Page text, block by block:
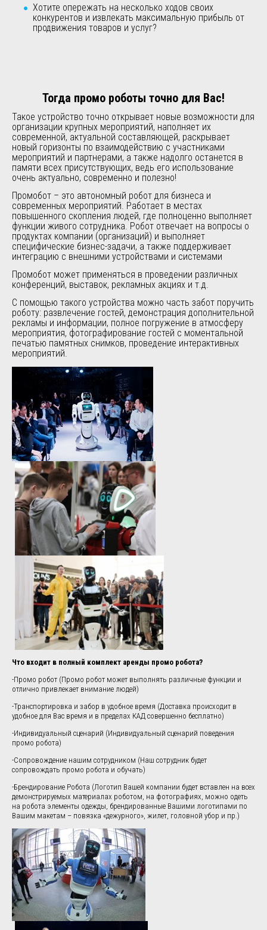
Хотите опережать на несколько ходов своих
конкурентов и извлекать максимальную прибыль от
продвижения товаров и услуг?
Тогда промо роботы точно для Вас!
Такое устройство точно открывает новые возможности для
организации крупных мероприятий, наполняет их
современной, актуальной составляющей, раскрывает
новый горизонты по взаимодействию с участниками
мероприятий и партнерами, а также надолго останется в
памяти всех присутствующих, ведь его использование
очень актуально, современно и полезно!
Промобот – это автономный робот для бизнеса и
современных мероприятий. Работает в местах
повышенного скопления людей, где полноценно выполняет
функции живого сотрудника. Робот отвечает на вопросы о
продуктах компании (организаций) и выполняет
специфические бизнес-задачи, а также поддерживает
интеграцию с внешними устройствами и системами
Промобот может применяться в проведении различных
конференций, выставок, рекламных акциях и т.д.
С помощью такого устройства можно часть забот поручить
роботу: развлечение гостей, демонстрация дополнительной
рекламы и информации, полное погружение в атмосферу
мероприятия, фотографирование гостей с моментальной
печатью памятных снимков, проведение интерактивных
мероприятий.
Что входит в полный комплект аренды промо робота?
-Промо робот (Промо робот может выполнять различные функции и
отлично привлекает внимание людей)
-Транспортировка и забор в удобное время (Доставка происходит в
удобное для Вас время и в пределах КАД совершенно бесплатно)
-Индивидуальный сценарий (Индивидуальный сценарий поведения
промо робота)
-Сопровождение нашим сотрудником (Наш сотрудник будет
сопровождать промо робота и обучать)
-Брендирование Робота (Логотип Вашей компании будет вставлен на всех
демонстрируемых материалах роботом, на фотографиях, можно одеть
на робота элементы одежды, брендированные Вашими логотипами по
Вашим макетам – повязка «дежурного», жилет, головной убор и пр.)